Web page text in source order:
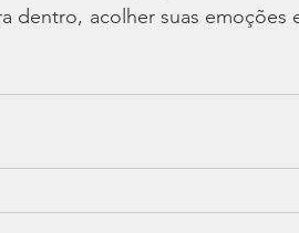
dentro, acolher suas emoções